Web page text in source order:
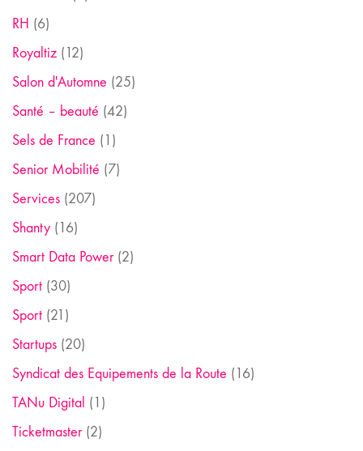
RH (6)
Royaltiz (12)
Salon d'Automne (25)
Santé – beauté (42)
Sels de France (1)
Senior Mobilité (7)
Services (207)
Shanty (16)
Smart Data Power(2)
Sport (30)
Sport (21)
Startups (20)
Syndicat des Equipements de la Route (16)
TANu Digital (1)
Ticketmaster(2)